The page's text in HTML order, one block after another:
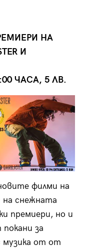
НА
И
ЧАСА, 5 ЛВ.
филми на
на снежната
премиери, но и
покани за
музика от от